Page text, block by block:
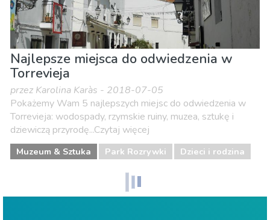
Najlepsze miejsca do odwiedzenia w
Torrevieja
przez Karolina Karàs - 2018-07-05
Pokażemy Wam 5 najlepszych miejsc do odwiedzenia w
Torrevieja: wodospady, rzymskie ruiny, muzea, sztukę i
dziewiczą przyrodę...Czytaj więcej
Muzeum & Sztuka Park Rozrywki Dzieci i rodzina